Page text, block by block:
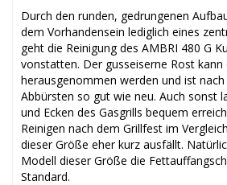
Durch den runden, gedrungenen
dem Vorhandensein lediglich eines
geht die Reinigung des AMBRI 480 G
vonstatten. Der gusseiserne Rost kann
herausgenommen werden und ist
Abbürsten so gut wie neu. Auch sonst
und Ecken des Gasgrills bequem
Reinigen nach dem Grillfest im
dieser Größe eher kurz ausfällt.
Modell dieser Größe die
Standard.